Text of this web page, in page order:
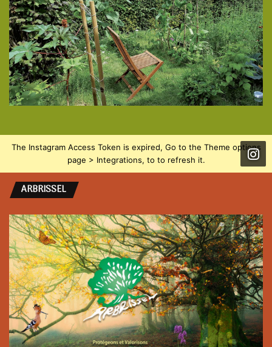
The Instagram Access Token is expired, Go to the Theme options
page > Integrations, to to refresh it.
ARBRISSEL